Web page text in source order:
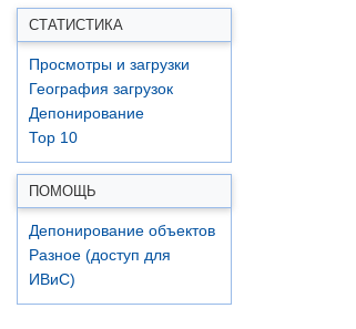
СТАТИСТИКА
Просмотры и загрузки
География загрузок
Депонирование
Top 10
ПОМОЩЬ
Депонирование объектов
Разное (доступ для
ИВиС)